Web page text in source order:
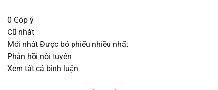
Chapter 27.2
Chapter 27.1
0 Góp ý
Cũ nhất
Mới nhất Được bỏ phiếu nhiều nhất
Phản hồi nội tuyến
Xem tất cả bình luận